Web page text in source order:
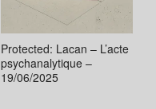
Protected: Lacan – L’acte
psychanalytique –
19/06/2025